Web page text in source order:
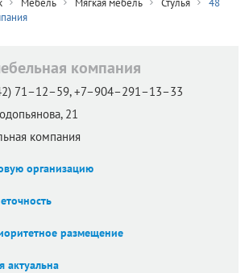
Мебель Мягкая мебель Стулья
48
компания
71–12–59, +7–904–291–13–33
21
компания
организацию
размещение